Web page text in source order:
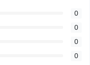
0
0
0
0